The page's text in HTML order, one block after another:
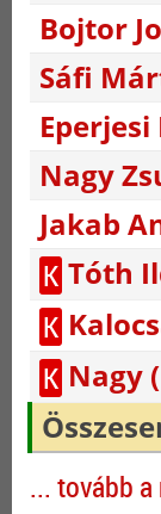
Bojtor
Sáfi
Nagy
Jakab
K Tóth
K
K Nagy
... tovább